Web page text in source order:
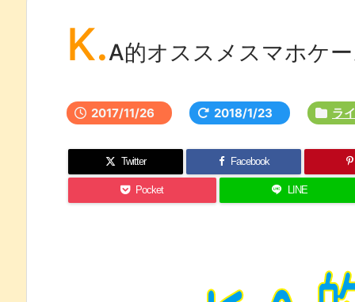
K.A的オススメスマホケ
2017/11/26 2018/1/23 ラ
Twitter Facebook
Pocket LINE